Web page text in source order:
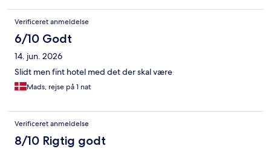
Verificeret anmeldelse
6/10 Godt
14. jun. 2026
Slidt men fint hotel med det der skal være
Mads, rejse på 1 nat
Verificeret anmeldelse
8/10 Rigtig godt